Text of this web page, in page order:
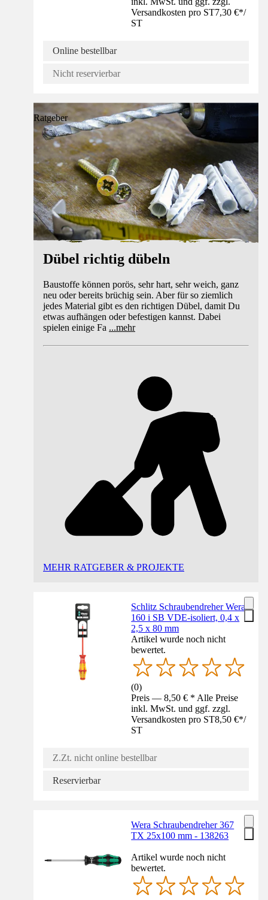
Versandkosten pro ST7,30 €*/
ST
Online bestellbar
Nicht reservierbar
Ratgeber
Dübel richtig dübeln
Baustoffe können porös, sehr hart, sehr weich, ganz
neu oder bereits brüchig sein. Aber für so ziemlich
jedes Material gibt es den richtigen Dübel, damit Du
etwas aufhängen oder befestigen kannst. Dabei
spielen einige Fa ...mehr
MEHR RATGEBER & PROJEKTE
Schlitz Schraubendreher Wera
160 i SB VDE-isoliert, 0,4 x
2,5 x 80 mm
Artikel wurde noch nicht
bewertet.
(0)
Preis — 8,50 € * Alle Preise
inkl. MwSt. und ggf. zzgl.
Versandkosten pro ST8,50 €*/
ST
Z.Zt. nicht online bestellbar
Reservierbar
Wera Schraubendreher 367
TX 25x100 mm - 138263
Artikel wurde noch nicht
bewertet.